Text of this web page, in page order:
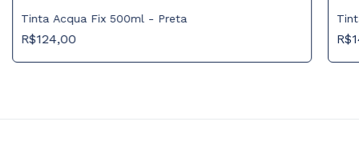
Tinta Acqua Fix 500ml - Preta
R$124,00